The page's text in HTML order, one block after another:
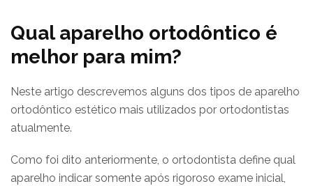
Qual aparelho ortodôntico é
melhor para mim?
Neste artigo descrevemos alguns dos tipos de aparelho
ortodôntico estético mais utilizados por ortodontistas
atualmente.
Como foi dito anteriormente, o ortodontista define qual
aparelho indicar somente após rigoroso exame inicial,